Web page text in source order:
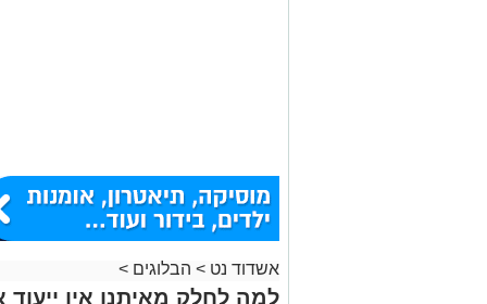
אשדוד נט > הבלוגים >
למה לחלק מאיתנו אין ייעוד